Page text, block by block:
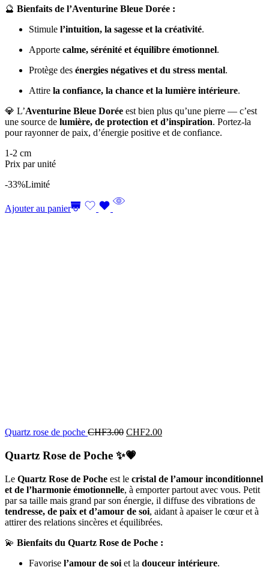
🔮 Bienfaits de l’Aventurine Bleue Dorée :
Stimule l’intuition, la sagesse et la créativité.
Apporte calme, sérénité et équilibre émotionnel.
Protège des énergies négatives et du stress mental.
Attire la confiance, la chance et la lumière intérieure.
💎 L’Aventurine Bleue Dorée est bien plus qu’une pierre — c’est
une source de lumière, de protection et d’inspiration. Portez-la
pour rayonner de paix, d’énergie positive et de confiance.
1-2 cm
Prix par unité
-33%Limité
Ajouter au panier
Quartz rose de poche CHF3.00 CHF2.00
Quartz Rose de Poche ✨💗
Le Quartz Rose de Poche est le cristal de l’amour inconditionnel
et de l’harmonie émotionnelle, à emporter partout avec vous. Petit
par sa taille mais grand par son énergie, il diffuse des vibrations de
tendresse, de paix et d’amour de soi, aidant à apaiser le cœur et à
attirer des relations sincères et équilibrées.
💫 Bienfaits du Quartz Rose de Poche :
Favorise l’amour de soi et la douceur intérieure.